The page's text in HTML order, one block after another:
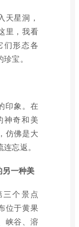
天星洞，
里，我看
们形态各
宝。
印象。在
神奇和美
仿佛是大
忘返。
一种美
个景点
位于黄果
峡谷、溶